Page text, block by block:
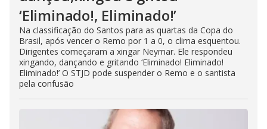
‘Eliminado!, Eliminado!’
Na classificação do Santos para as quartas da Copa do
Brasil, após vencer o Remo por 1 a 0, o clima esquentou.
Dirigentes começaram a xingar Neymar. Ele respondeu
xingando, dançando e gritando ‘Eliminado! Eliminado!
Eliminado!’ O STJD pode suspender o Remo e o santista
pela confusão